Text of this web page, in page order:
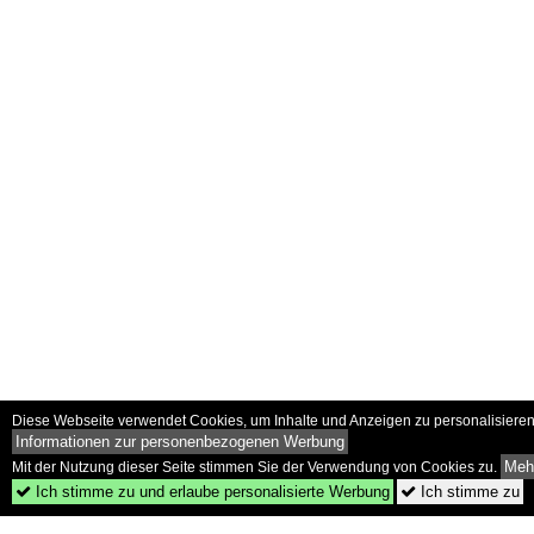
Diese Webseite verwendet Cookies, um Inhalte und Anzeigen zu
Informationen zur personenbezogenen Werbung
Mit der Nutzung dieser Seite stimmen Sie der Verwendung von Cookies zu.
 Ich stimme zu und erlaube personalisierte Werbung  Ich stimme zu